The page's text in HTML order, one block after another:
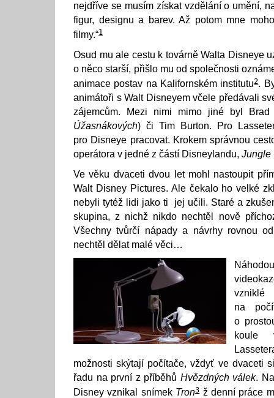
nejdříve se musím získat vzdělání o umění,
figur, designu a barev. Až potom mne
filmy.“1
Osud mu ale cestu k továrně Walta Disneye
o něco starší, přišlo mu od společnosti
animace postav na Kalifornském institutu2.
animátoři s Walt Disneyem včele předávali
zájemcům. Mezi nimi mimo jiné byl Brad
Úžasnákových) či Tim Burton. Pro
pro Disneye pracovat. Krokem správnou
operátora v jedné z částí Disneylandu, Jungle
Ve věku dvaceti dvou let mohl nastoupit
Walt Disney Pictures. Ale čekalo ho velké
nebyli tytéž lidi jako ti jej učili. Staré a
skupina, z nichž nikdo nechtěl nově
Všechny tvůrčí nápady a návrhy rovnou
nechtěl dělat malé věci…
vzniklé
na
o
koule
možnosti skýtají počítače, vždyť ve dvaceti
řadu na první z příběhů Hvězdných válek.
Disney vznikal snímek Tron3ž denní práce